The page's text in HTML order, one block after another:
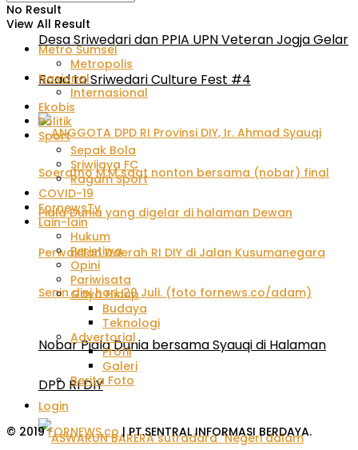
Desa Sriwedari dan PPIA UPN Veteran Jogja Gelar
Road to Sriwedari Culture Fest #4
Nobar Piala Dunia bersama Syauqi di Halaman
DPD RI DIY
No Result
View All Result
Metro Sumsel
Metropolis
Nasional
Internasional
Ekobis
Politik
Sport
Sepak Bola
Sriwijaya FC
Ragam Sport
COVID-19
FornewsTv
Lain-lain
Hukum
Peristiwa
Opini
Pariwisata
Gaya Hidup
Budaya
Teknologi
Advertorial
Profil
Galeri
Berita Foto
Login
© 2019FORNEWS.co| PT.SENTRAL INFORMASI BERDAYA.